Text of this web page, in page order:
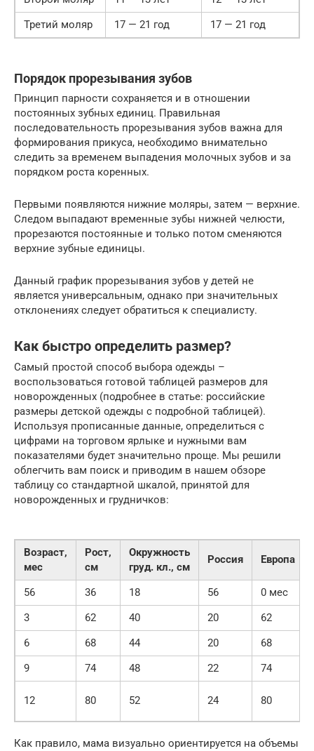
Третий моляр
17 — 21 год 17 — 21 год
Порядок прорезывания зубов
Принцип парности сохраняется и в отношении
постоянных зубных единиц. Правильная
последовательность прорезывания зубов важна для
формирования прикуса, необходимо внимательно
следить за временем выпадения молочных зубов и за
порядком роста коренных.
Первыми появляются нижние моляры, затем — верхние.
Следом выпадают временные зубы нижней челюсти,
прорезаются постоянные и только потом сменяются
верхние зубные единицы.
Данный график прорезывания зубов у детей не
является универсальным, однако при значительных
отклонениях следует обратиться к специалисту.
Как быстро определить размер?
Самый простой способ выбора одежды –
воспользоваться готовой таблицей размеров для
новорожденных (подробнее в статье: российские
размеры детской одежды с подробной таблицей).
Используя прописанные данные, определиться с
цифрами на торговом ярлыке и нужными вам
показателями будет значительно проще. Мы решили
облегчить вам поиск и приводим в нашем обзоре
таблицу со стандартной шкалой, принятой для
новорожденных и грудничков:
Возраст,
мес
Рост,
см
Окружность
груд. кл., см
Россия Европа
56 36 18 56 0 мес
3
62 40 20 62
6
68 44 20 68
9
74 48 22 74
12 80 52 24 80
Как правило, мама визуально ориентируется на объемы